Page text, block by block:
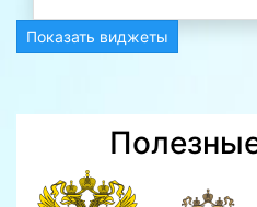
Показать виджеты